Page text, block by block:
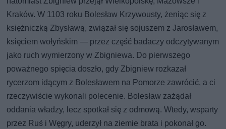
Kraków. W 1103 roku Bolesław Krzywousty, żeniąc się z
księżniczką Zbysławą, związał się sojuszem z Jarosławem,
księciem wołyńskim — przez część badaczy odczytywanym
jako ruch wymierzony w Zbigniewa. Do pierwszego
poważnego spięcia doszło, gdy Zbigniew rozkazał
rycerzom idącym z Bolesławem na Pomorze zawrócić, a ci
rzeczywiście wykonali polecenie. Bolesław zażądał
oddania władzy, lecz spotkał się z odmową. Wtedy, wsparty
przez Ruś i Węgry, uderzył na ziemie brata i pokonał go.